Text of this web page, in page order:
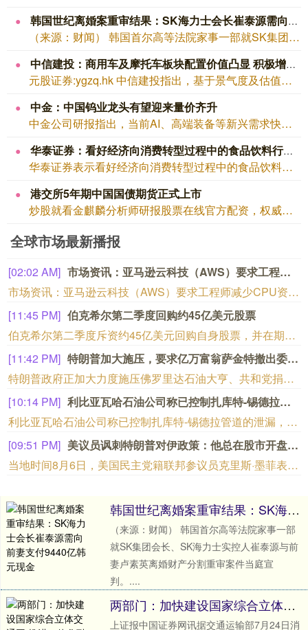
韩国世纪离婚案重审结果：SK海力士会长崔泰源需向前妻支付9440亿韩元现金
（来源：财闻） 韩国首尔高等法院家事一部就SK集团会长、SK海力士实控人崔泰源与...
中信建投：商用车及摩托车板块配置价值凸显 积极增配机器人及智驾底部α标的
元股证券:ygzq.hk 中信建投指出，基于景气度及估值、成长空间这两条投资脉络...
中金：中国钨业龙头有望迎来量价齐升
中金公司研报指出，当前AI、高端装备等新兴需求快速增长，中国钨产业链下游、中游等...
华泰证券：看好经济向消费转型过程中的食品饮料行业表现
华泰证券表示看好经济向消费转型过程中的食品饮料行业表现杠杆股票配资开户，当前阶段...
港交所5年期中国国债期货正式上市
炒股就看金麒麟分析师研报股票在线官方配资，权威，专业，及时，全面，助您挖掘潜力主...
全球市场最新播报
[09:28 PM]
明日运营开始起，上海地铁全网络地面高架区段限速运行
申通地铁集团介绍，受今年第13号台风“白海豚”影响，为确保轨道交通运营安全，上海地铁实施运营调整：8月9日运营开始起，3号线、浦江线全线限速运行；1号线、2号线、4号线、5号线、6号线、7号线、8号线、9号线、10号线、11号线、16号线、17号线、市域机场线地面、高架区段限速运行，同时，16号线取消大站车，列车站站停靠。全网络其他线路区段正常运行。上海地铁将密切关注台风路径变化，根据风速、雨量和对运营影响程度等实际情况，动态调整列车开行方案，遇紧急情况或将采取停运措施，保障乘客安全出行。请市民乘客留意官方发布的运营信息。（上海发布）
[09:26 PM] 多家上市公司宣布收到美国关税退税
上市公司公告显示，自7月以来，多家公司宣布已经收到美国关税退税。根据美国最高法院今年2月裁定，《国际紧急经济权力法》不授权总统征收大规模关税。美国国际贸易法院随后下令海关办理相关退款。海关与边境保护局4月20日启动第一阶段退款工作，首批退款于5月11日前后发放。美国海关与边境保护局官员本月4日披露的信息显示，截至7月底，该部门已处理完毕约1000亿美元关税的退款流程并把相关信息提供给财政部用于付款。（中新社）
[09:23 PM] 华中最大“双膜”工艺应急水厂通水
据“三峡小微”公众号消息，8月8日，由三峡集团所属长江环保集团、武汉市水务集团等共同投资建设的华中地区规模最大的“双膜”工艺应急水厂——武汉梁子湖应急水厂并网通水，标志着武汉市江南区域正式构建起“一江一湖”双水源互为备援、灵活调度的供水新格局，为片区660万市民用水安全提供坚实保障。
[08:43 PM] 纽约原油暗盘突破77美元，日内涨超0.5%。
纽约原油暗盘突破77美元，日内涨超0.5%。
[08:34 PM]
飞天茅台自营门店价格再度上调，终端售价已涨至1760元/瓶
有消息称，飞天茅台自营店售价已涨至1753元/瓶，7月底该产品在自营门店刚刚上调至1719元/瓶。有经销商向记者表示，当前飞天茅台终端售价已涨至1760元/瓶。这已经是茅台自营门店今年第二次独立提价。7月底，记者从茅台自营门店处获悉，公司自营体系飞天茅台酒零售价调整为1719元/瓶。值得一提的是，与上一次飞天茅台酒单品提价不同，除飞天茅台之外，五星、经典版马年生肖、精品茅台三款产品售价也有所上调，分别涨至1743元/瓶、1951元/瓶、2410元/瓶。据了解，取消自营体系分销模式后，茅台自营体系由线下自营门店与i茅台构成，销售贵州茅台酒全系产品，分别聚焦B端与C端消费群体。如今，两大渠道执行两个不同售价，形成线上线下“双价格体系”。在业内看来，这一系列举措核心目标在于掌握定价主导权。随着“i茅台”的出现，价格主导权已经从经销商和黄牛手中转移到厂方。公司可以根据实时动态，调节传统渠道发货与i茅台的供货节奏，在挤压灰色炒作空间的同时，为社会渠道保留合理利润。（每日经济新闻）
韩国世纪离婚案重审结果：SK海力士会长崔泰源需向前妻支付9440亿韩元现金
（来源：财闻） 韩国首尔高等法院家事一部
就SK集团会长、SK海力士实控人崔泰源与前
妻卢素英离婚财产分割重审案件当庭宣
判。....
两部门：加快建设国家综合立体交通网 推进一体化融合、安全化提升、数智化升级、绿色化转型
上证报中国证券网讯据交通运输部7月24日消